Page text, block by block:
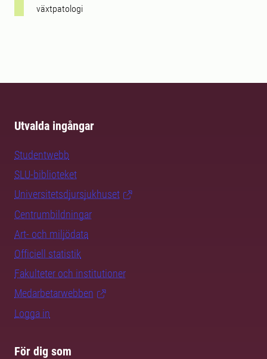
växtpatologi
Utvalda ingångar
Studentwebb
SLU-biblioteket
Universitetsdjursjukhuset
Centrumbildningar
Art- och miljödata
Officiell statistik
Fakulteter och institutioner
Medarbetarwebben
Logga in
För dig som